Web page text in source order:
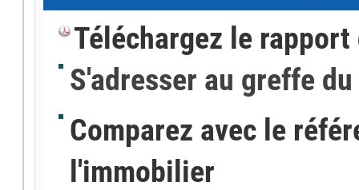
Téléchargez le
S'adresser au greffe
Comparez avec le
l'immobilier